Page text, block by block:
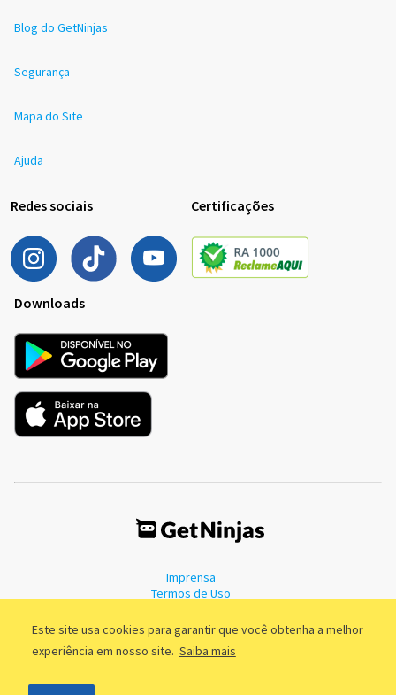
Este site usa cookies para garantir que você obtenha a melhor
experiência em nosso site. Saiba mais
Blog do GetNinjas
Segurança
Mapa do Site
Ajuda
Redes sociais Certificações
Downloads
Imprensa
Termos de Uso
©2011 - 2026, GetNinjas LTDA. CNPJ 55.744.877/0001-89 - Rua Dr.